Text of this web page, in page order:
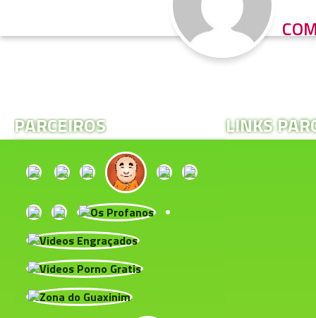
PARCEIROS LINKS